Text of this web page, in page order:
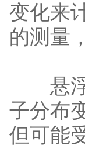
变化来
的测量
悬浮
子分布
但可能